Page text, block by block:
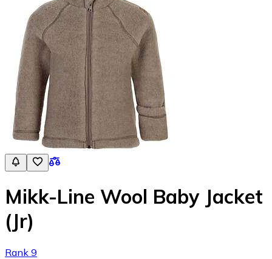
Mikk-Line Wool Baby Jacket
(Jr)
Rank 9